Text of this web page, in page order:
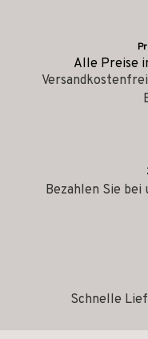
Alle Preise
Bezahlen Sie
Schnelle